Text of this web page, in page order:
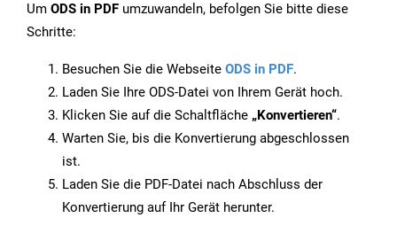
Um ODS in PDF umzuwandeln, befolgen Sie bitte diese
Schritte:
Besuchen Sie die Webseite ODS in PDF.
Laden Sie Ihre ODS-Datei von Ihrem Gerät hoch.
Klicken Sie auf die Schaltfläche „Konvertieren“.
Warten Sie, bis die Konvertierung abgeschlossen
ist.
Laden Sie die PDF-Datei nach Abschluss der
Konvertierung auf Ihr Gerät herunter.